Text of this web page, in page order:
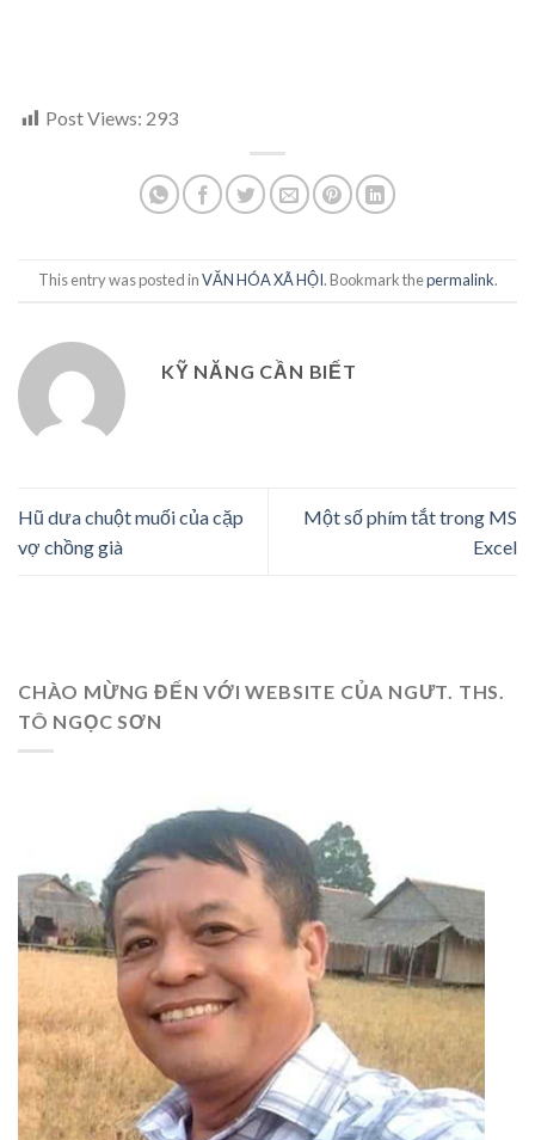
Post Views: 293
This entry was posted inVĂN HÓA XÃ HỘI. Bookmark thepermalink.
KỸ NĂNG CẦN BIẾT
Hũ dưa chuột muối của cặp
vợ chồng già
Một số phím tắt trong MS
Excel
CHÀO MỪNG ĐẾN VỚI WEBSITE CỦA NGƯT. THS.
TÔ NGỌC SƠN